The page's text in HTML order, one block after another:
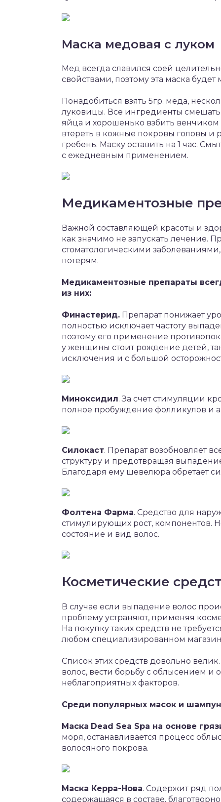
Маска медовая с луком
Мед всегда славился соей
свойствами, поэтому эта маска
Понадобиться взять 5гр. меда,
луковицы. Все ингредиенты
яйца и хорошенько взбить
втереть в кожные покровы головы и
гребень. Маску оставить на 1 час.
с ежедневным применением.
Медикаментозные
Важной составляющей красоты и
как значимо не запускать лечение.
стоматологическими
потерям.
Медикаментозные препараты
из них:
Финастерид. Препарат понижает
полностью исключает частоту
поэтому его применение
у женщины стоит рождение детей,
исключения и с большой
Миноксидил. За счет стимуляции
полное пробуждение фолликулов и
Силокаст. Препарат возобновляет
структуру и предотвращая
Благодаря ему шевелюра обретает
Фолтена Фарма. Средство для
стимулирующих рост, компонентов.
состояние и вид волос.
Косметические
В случае если выпадение волос
проблему устраняют, применяя
На покупку таких средств не
любом специализированном
Список этих средств довольно
волос, вести борьбу с облысением и
неблагоприятных факторов.
Среди популярных масок и
Маска Dead Sea Spa на основе
моря, останавливается процесс
волосяного покрова.
Маска Керра-Нова. Содержит ряд
содержащаяся в составе,